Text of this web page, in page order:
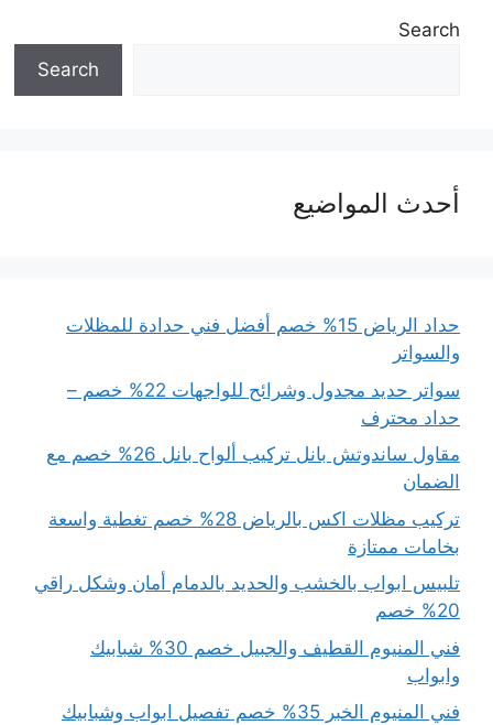
Search
Search
أحدث المواضيع
حداد الرياض 15% خصم أفضل فني حدادة للمظلات
والسواتر
سواتر حديد مجدول وشرائح للواجهات 22% خصم –
حداد محترف
مقاول ساندوتش بانل تركيب ألواح بانل 26% خصم مع
الضمان
تركيب مظلات اكس بالرياض 28% خصم تغطية واسعة
بخامات ممتازة
تلبيس ابواب بالخشب والحديد بالدمام أمان وشكل راقي
20% خصم
فني المنيوم القطيف والجبيل خصم 30% شبابيك
وابواب
فني المنيوم الخبر 35% خصم تفصيل ابواب وشبابيك